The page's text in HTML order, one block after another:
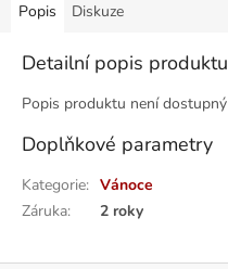
Popis Diskuze
Detailní popis produktu
Popis produktu není dostupný
Doplňkové parametry
Kategorie: Vánoce
Záruka: 2 roky